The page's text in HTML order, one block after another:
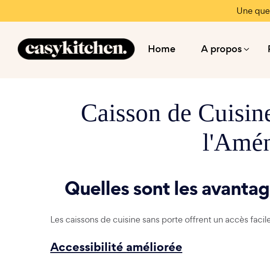
Une
Home A propos
Caisson de
Quelles sont les
Les caissons de cuisine sans porte offrent un accès
Accessibilité améliorée